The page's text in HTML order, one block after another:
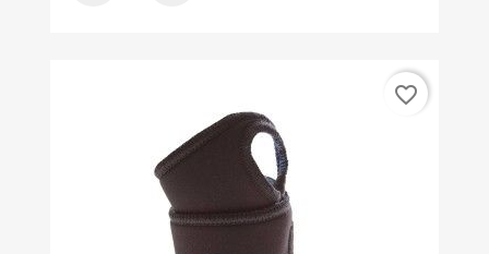
favorite_border